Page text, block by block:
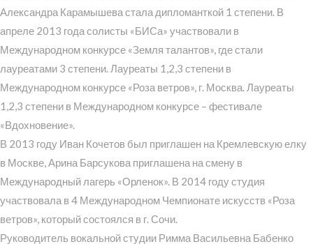
Александра Карамышева стала дипломанткой 1 степени. В
апреле 2013 года солисты «БИСа» участвовали в
Международном конкурсе «Земля талантов», где стали
лауреатами 3 степени. Лауреаты 1,2,3 степени в
Международном конкурсе «Роза ветров», г. Москва. Лауреаты
1,2,3 степени в Международном конкурсе – фестивале
«Вдохновение».
В 2013 году Иван Кочетов был приглашен на Кремлевскую елку
в Москве, Арина Барсукова приглашена на смену в
Международный лагерь «Орленок». В 2014 году студия
участвовала в 4 Международном Чемпионате искусств «Роза
ветров», который состоялся в г. Сочи.
Руководитель вокальной студии Римма Васильевна Бабенко